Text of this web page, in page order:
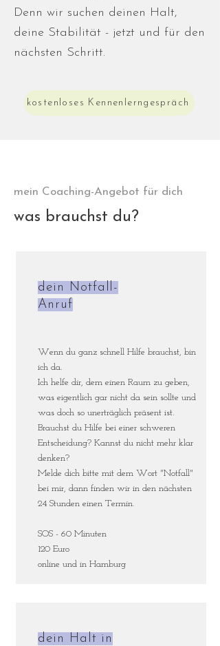
Denn wir suchen deinen Halt,
deine Stabilität - jetzt und für den
nächsten Schritt.
kostenloses Kennenlerngespräch
mein Coaching-Angebot für dich
was brauchst du?
dein Notfall-
Anruf
Wenn du ganz schnell Hilfe brauchst, bin
ich da.
Ich helfe dir, dem einen Raum zu geben,
was eigentlich gar nicht da sein sollte und
was doch so unerträglich präsent ist.
Brauchst du Hilfe bei einer schweren
Entscheidung? Kannst du nicht mehr klar
denken?
Melde dich bitte mit dem Wort "Notfall"
bei mir, dann finden wir in den nächsten
24 Stunden einen Termin.
SOS - 60 Minuten
120 Euro
online und in Hamburg
dein Halt in